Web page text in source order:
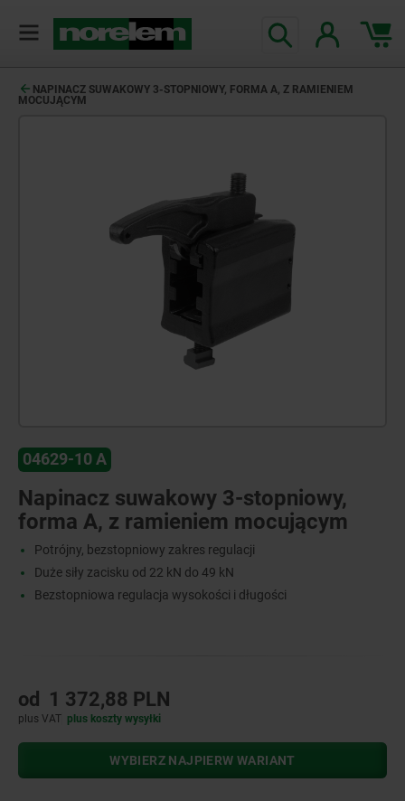
NAPINACZ SUWAKOWY 3-STOPNIOWY, FORMA A, Z RAMIENIEM
MOCUJĄCYM
04629-10 A
Napinacz suwakowy 3-stopniowy,
forma A, z ramieniem mocującym
Potrójny, bezstopniowy zakres regulacji
Duże siły zacisku od 22 kN do 49 kN
Bezstopniowa regulacja wysokości i długości
od 1 372,88 PLN
plus VAT plus koszty wysyłki
WYBIERZ NAJPIERW WARIANT